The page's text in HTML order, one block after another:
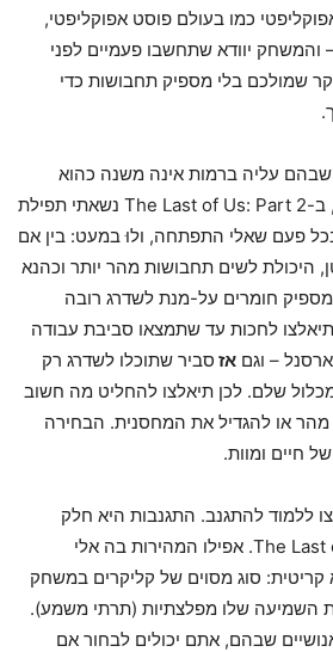
כמו בעולם פוסט אפוקליפטי,
יוודא שתחשבו פעמיים לפני
שמולכם בלי מספיק תחבושות כדי
שבהם עליה ברמות אינה משנה כהוא
(לפחות לא בטווח הקצר), ב-The Last of Us: Part 2 נשאתי תפילת
פעם שאלי התפתחה, ולוּ במעט: בין אם
היכולת לשים תחבושות מהר יותר וכהנא
מספיק חומרים על-מנת לשדרג רובה
לחכות עד שתמצאו סביבת עבודה
– וגם אז סביר שתוכלו לשדרג רק
שלם. לכן תיאלצו להחליט מה חשוב
מהר או להגדיל את המחסנית. הבחירה
חיים ומוות.
ללמוד להתגנב. התגנבות היא חלק
קרדינלי מ-The Last of Us: Part 2. אפילו המהירות בה אלי
קריטית: סוג מסוים של קליקרים במשחק
השמיעה שלו מפלצתיות (תרתי משמע).
שבהם, אתם יכולים לבחור אם